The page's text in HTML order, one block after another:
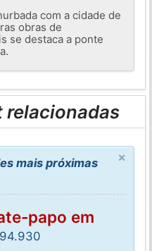
com a cidade de
obras de
se destaca a ponte
relacionadas
×
mais próximas
papo em